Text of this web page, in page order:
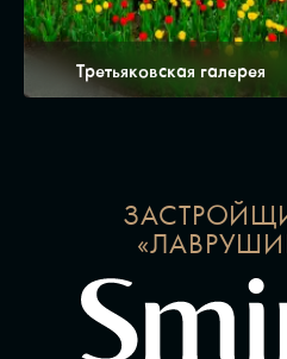
Третьяковская галерея